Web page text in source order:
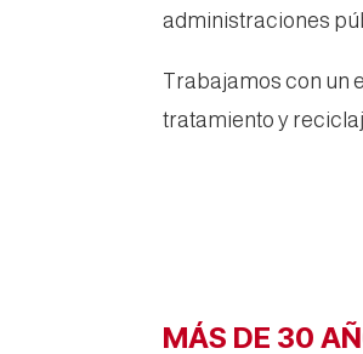
administraciones
Trabajamos con un
tratamiento y
MÁS DE 30